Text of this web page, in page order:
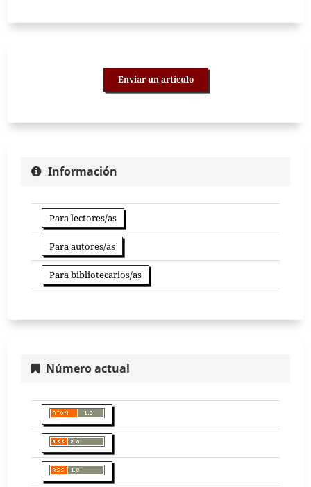
Enviar un artículo
Información
Para lectores/as
Para autores/as
Para bibliotecarios/as
Número actual